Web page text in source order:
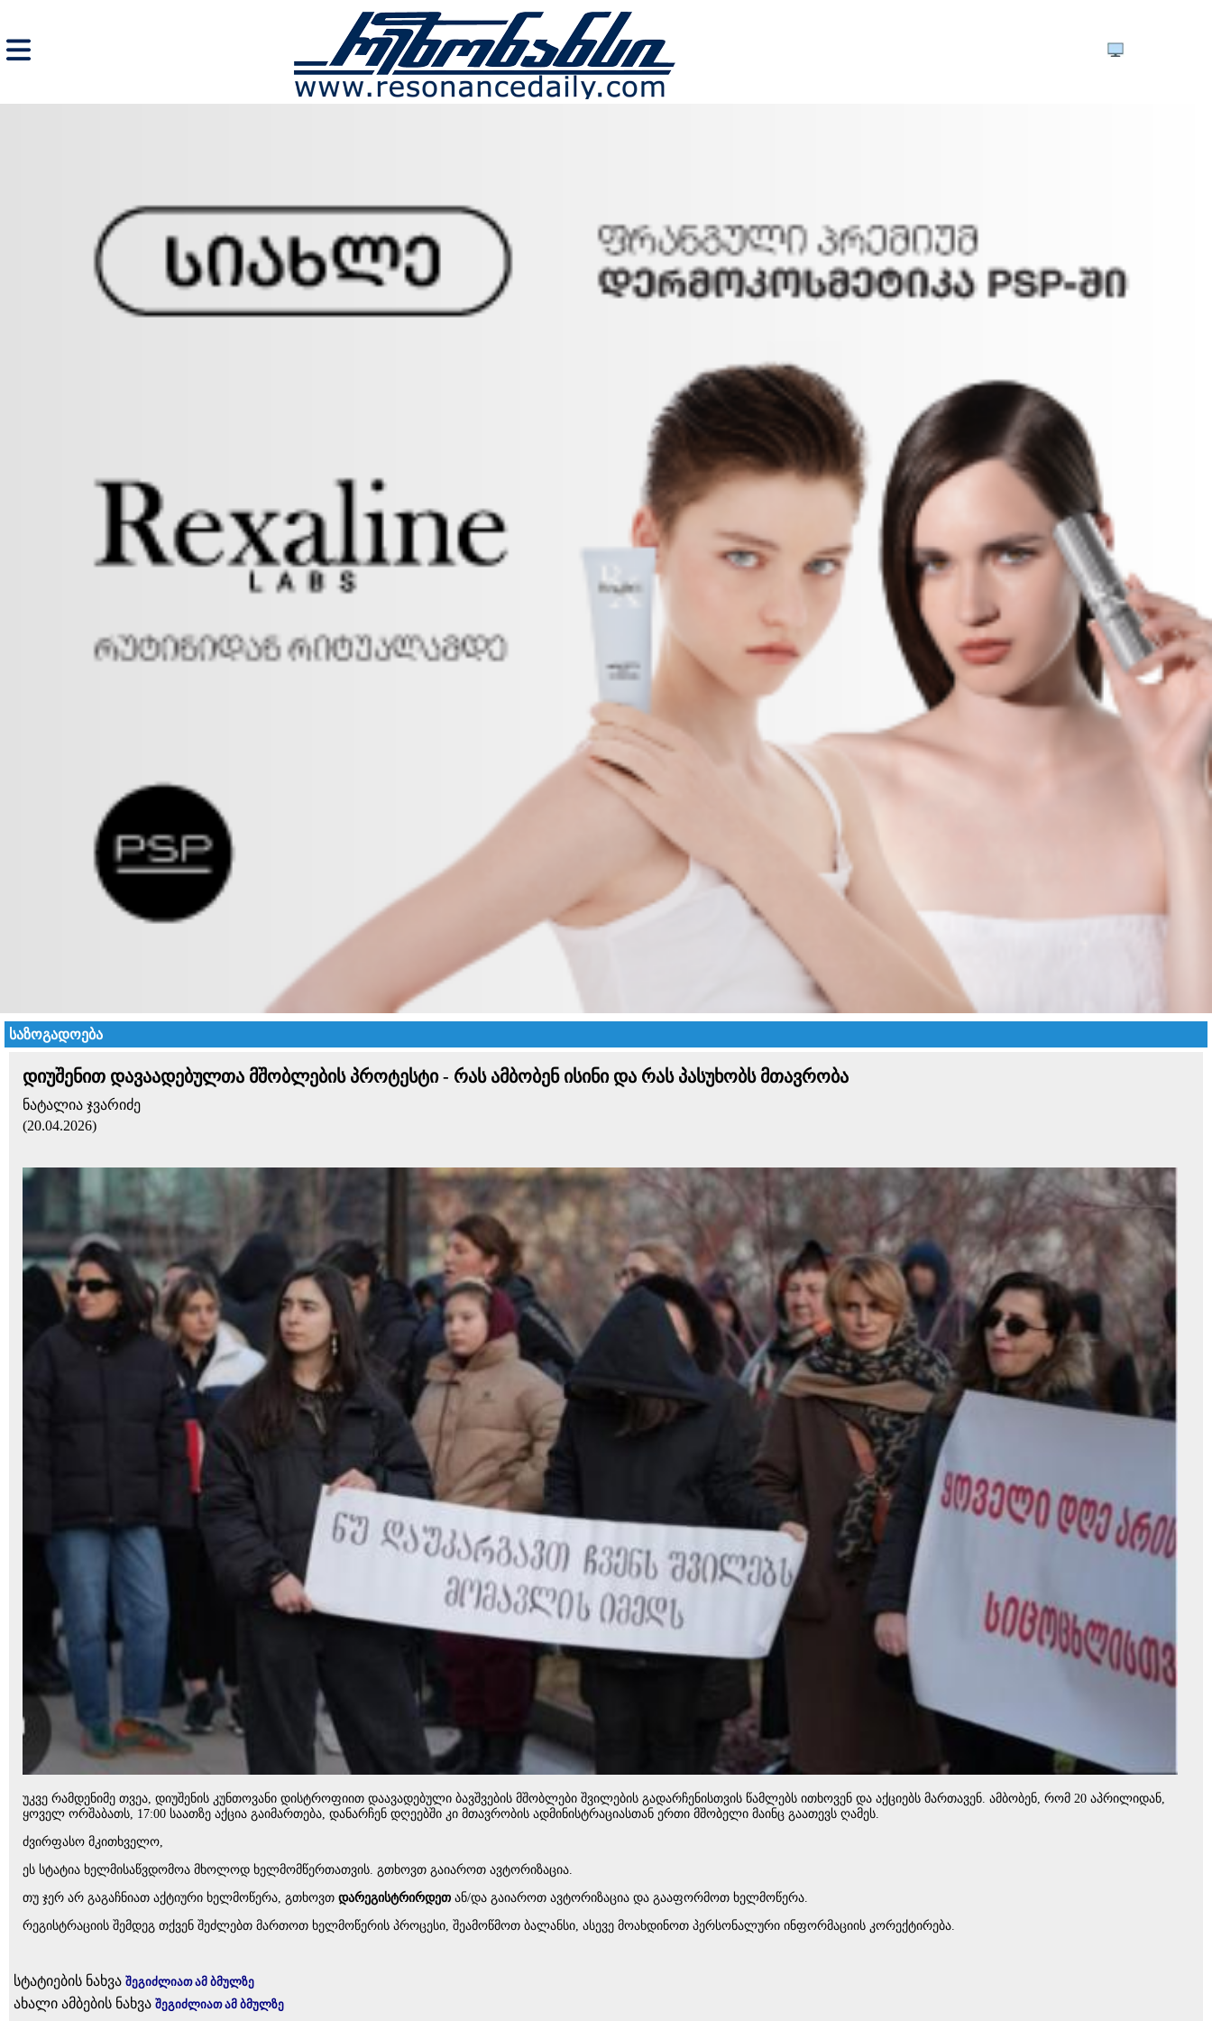
საზოგადოება
დიუშენით დავაადებულთა მშობლების პროტესტი - რას ამბობენ ისინი და რას პასუხობს მთავრობა
ნატალია ჯვარიძე
(20.04.2026)
უკვე რამდენიმე თვეა, დიუშენის კუნთოვანი დისტროფიით დაავადებული ბავშვების მშობლები შვილების გადარჩენისთვის წამლებს ითხოვენ და აქციებს მართავენ. ამბობენ, რომ 20 აპრილიდან,
ყოველ ორშაბათს, 17:00 საათზე აქცია გაიმართება, დანარჩენ დღეებში კი მთავრობის ადმინისტრაციასთან ერთი მშობელი მაინც გაათევს ღამეს.
ძვირფასო მკითხველო,
ეს სტატია ხელმისაწვდომოა მხოლოდ ხელმომწერთათვის. გთხოვთ გაიაროთ ავტორიზაცია.
თუ ჯერ არ გაგაჩნიათ აქტიური ხელმოწერა, გთხოვთ დარეგისტრირდეთ ან/და გაიაროთ ავტორიზაცია და გააფორმოთ ხელმოწერა.
რეგისტრაციის შემდეგ თქვენ შეძლებთ მართოთ ხელმოწერის პროცესი, შეამოწმოთ ბალანსი, ასევე მოახდინოთ პერსონალური ინფორმაციის კორექტირება.
სტატიების ნახვა შეგიძლიათ ამ ბმულზე
ახალი ამბების ნახვა შეგიძლიათ ამ ბმულზე